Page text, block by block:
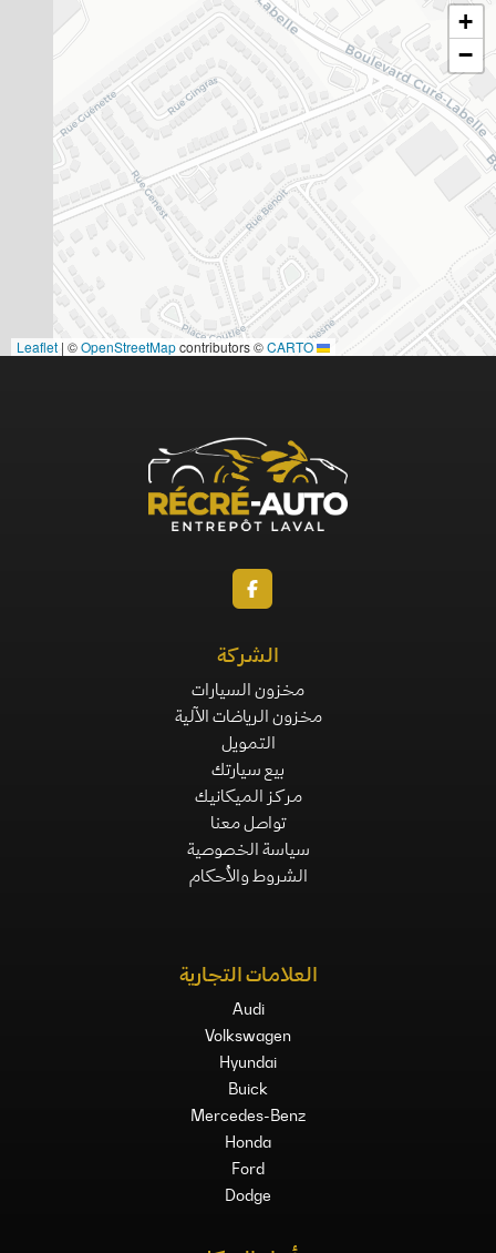
+
−
| ©OpenStreetMapcontributors ©CARTO
الشركة
مخزون السيارات
مخزون الرياضات الآلية
التمويل
بيع سيارتك
مركز الميكانيك
تواصل معنا
سياسة الخصوصية
الشروط والأحكام
العلامات التجارية
Audi
Volkswagen
Hyundai
Buick
Mercedes-Benz
Honda
Ford
Dodge